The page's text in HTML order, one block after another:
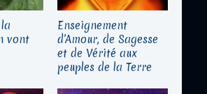
vont
Enseignement
d’Amour, de Sagesse
et de Vérité aux
peuples de la Terre